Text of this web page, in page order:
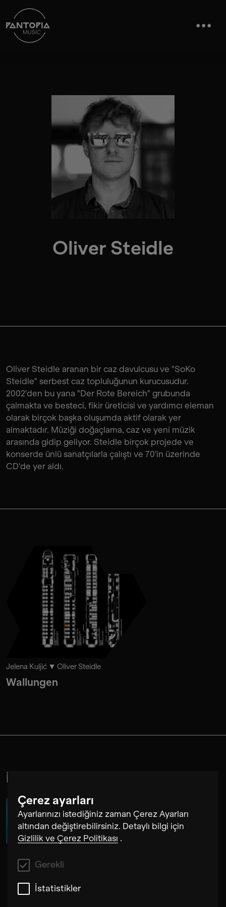
Çerez ayarları
Ayarlarınızı istediğiniz zaman Çerez Ayarları
altından değiştirebilirsiniz. Detaylı bilgi için
Gizlilik ve Çerez Politikası .
Gerekli
İstatistikler
Oliver Steidle
Oliver Steidle aranan bir caz davulcusu ve "SoKo
Steidle" serbest caz topluluğunun kurucusudur.
2002'den bu yana "Der Rote Bereich" grubunda
çalmakta ve besteci, fikir üreticisi ve yardımcı eleman
olarak birçok başka oluşumda aktif olarak yer
almaktadır. Müziği doğaçlama, caz ve yeni müzik
arasında gidip geliyor. Steidle birçok projede ve
konserde ünlü sanatçılarla çalıştı ve 70'in üzerinde
CD'de yer aldı.
Jelena Kuljić Oliver Steidle
Wallungen
İle işbirlikleri
Jelena Kuljić